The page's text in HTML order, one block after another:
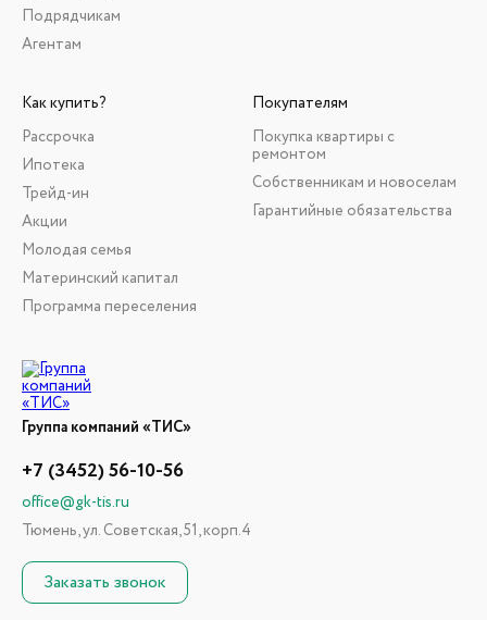
Группа компаний «ТИС»
+7 (3452) 56-10-56
office@gk-tis.ru
Тюмень, ул. Советская, 51, корп.4
Заказать звонок
Подрядчикам
Агентам
Как купить?
Рассрочка
Ипотека
Трейд-ин
Акции
Молодая семья
Материнский капитал
Программа переселения
Покупателям
Покупка квартиры с
ремонтом
Собственникам и новоселам
Гарантийные обязательства